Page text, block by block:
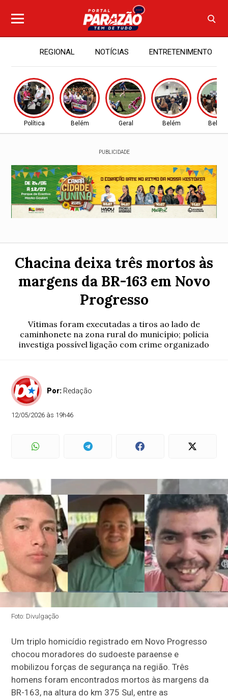
REGIONAL NOTÍCIAS ENTRETENIMENTO
Política Belém Geral Belém Belém
PUBLICIDADE
Chacina deixa três mortos às
margens da BR-163 em Novo
Progresso
Vítimas foram executadas a tiros ao lado de
caminhonete na zona rural do município; polícia
investiga possível ligação com crime organizado
Por: Redação
12/05/2026 às 19h46
Foto: Divulgação
Um triplo homicídio registrado em Novo Progresso
chocou moradores do sudoeste paraense e
mobilizou forças de segurança na região. Três
homens foram encontrados mortos às margens da
BR-163, na altura do km 375 Sul, entre as